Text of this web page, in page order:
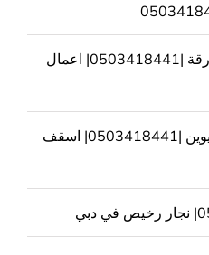
شركة صيانة عامة في الشارقة |0503418441| اعمال
تركيب فورسيلنج في ام القيوين |0503418441| اسقف